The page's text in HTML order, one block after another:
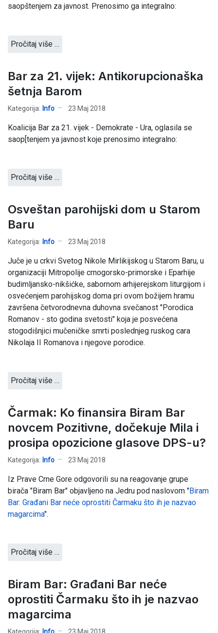
saopštenjem za javnost. Prenosimo ga integralno:
Pročitaj više …
Bar za 21. vijek: Antikorupcionaška
šetnja Barom
Kategorija: Info 23 Maj 2018
Koalicija Bar za 21. vijek - Demokrate - Ura, oglasila se
saop[tenjem ya javnost koje prenosimo integralno:
Pročitaj više …
Osveštan parohijski dom u Starom
Baru
Kategorija: Info 23 Maj 2018
Juče je u crkvi Svetog Nikole Mirlikijskog u Starom Baru, u
organizaciji Mitropolije crnogorsko-primorske i Eparhije
budimljansko-nikšićke, sabornom arhijerejskom liturgijom i
osvećenjem parohijskog doma pri ovom božijem hramu
završena četvorodnevna duhovna svečanost "Porodica
Romanov - sto godina svetosti" koja je posvećena
stogodišnjici mučeničke smrti poslednjeg ruskog cara
Nikolaja II Romanova i njegove porodice.
Pročitaj više …
Čarmak: Ko finansira Biram Bar
novcem Pozitivne, dočekuje Mila i
prosipa opozicione glasove DPS-u?
Kategorija: Info 23 Maj 2018
Iz Prave Crne Gore odgovorili su na reagovanje grupe
birača "Biram Bar" objavljeno na Jedru pod naslovom "Biram
Bar: Građani Bar neće oprostiti Čarmaku što ih je nazvao
magarcima".
Pročitaj više …
Biram Bar: Građani Bar neće
oprostiti Čarmaku što ih je nazvao
magarcima